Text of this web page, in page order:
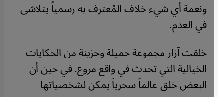
ونعمة أي شيء خلاف المُعترف به رسمياً يتلاشى
في العدم.
خلقت آزار مجموعة جميلة وحزينة من الحكايات
الخيالية التي تحدث في واقع مروع. في حين أن
البعض خلق عالماً سحرياً يمكن لشخصياتها